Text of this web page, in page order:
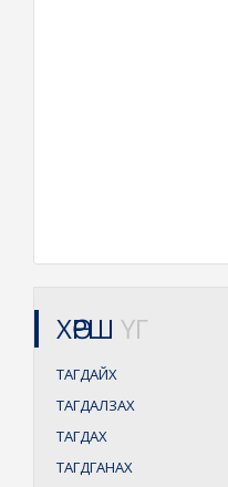
ХӨРШ ҮГ
ТАГДАЙХ
ТАГДАЛЗАХ
ТАГДАХ
ТАГДГАНАХ